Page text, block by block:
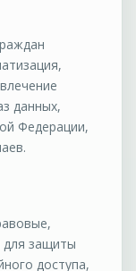
данных,
Федерации,
для защиты
доступа,